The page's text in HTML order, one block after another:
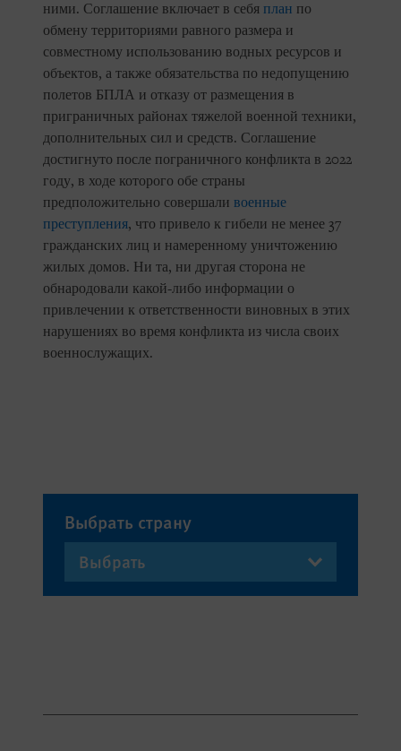
ними. Соглашение включает в себя план по
обмену территориями равного размера и
совместному использованию водных ресурсов и
объектов, а также обязательства по недопущению
полетов БПЛА и отказу от размещения в
приграничных районах тяжелой военной техники,
дополнительных сил и средств. Соглашение
достигнуто после пограничного конфликта в 2022
году, в ходе которого обе страны
предположительно совершали военные
преступления, что привело к гибели не менее 37
гражданских лиц и намеренному уничтожению
жилых домов. Ни та, ни другая сторона не
обнародовали какой-либо информации о
привлечении к ответственности виновных в этих
нарушениях во время конфликта из числа своих
военнослужащих.
Выбрать страну